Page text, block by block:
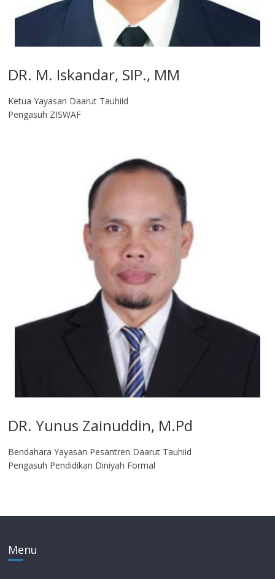
DR. M. Iskandar, SIP., MM
Ketua Yayasan Daarut Tauhiid
Pengasuh ZISWAF
DR. Yunus Zainuddin, M.Pd
Bendahara Yayasan Pesantren Daarut Tauhiid
Pengasuh Pendidikan Diniyah Formal
Menu